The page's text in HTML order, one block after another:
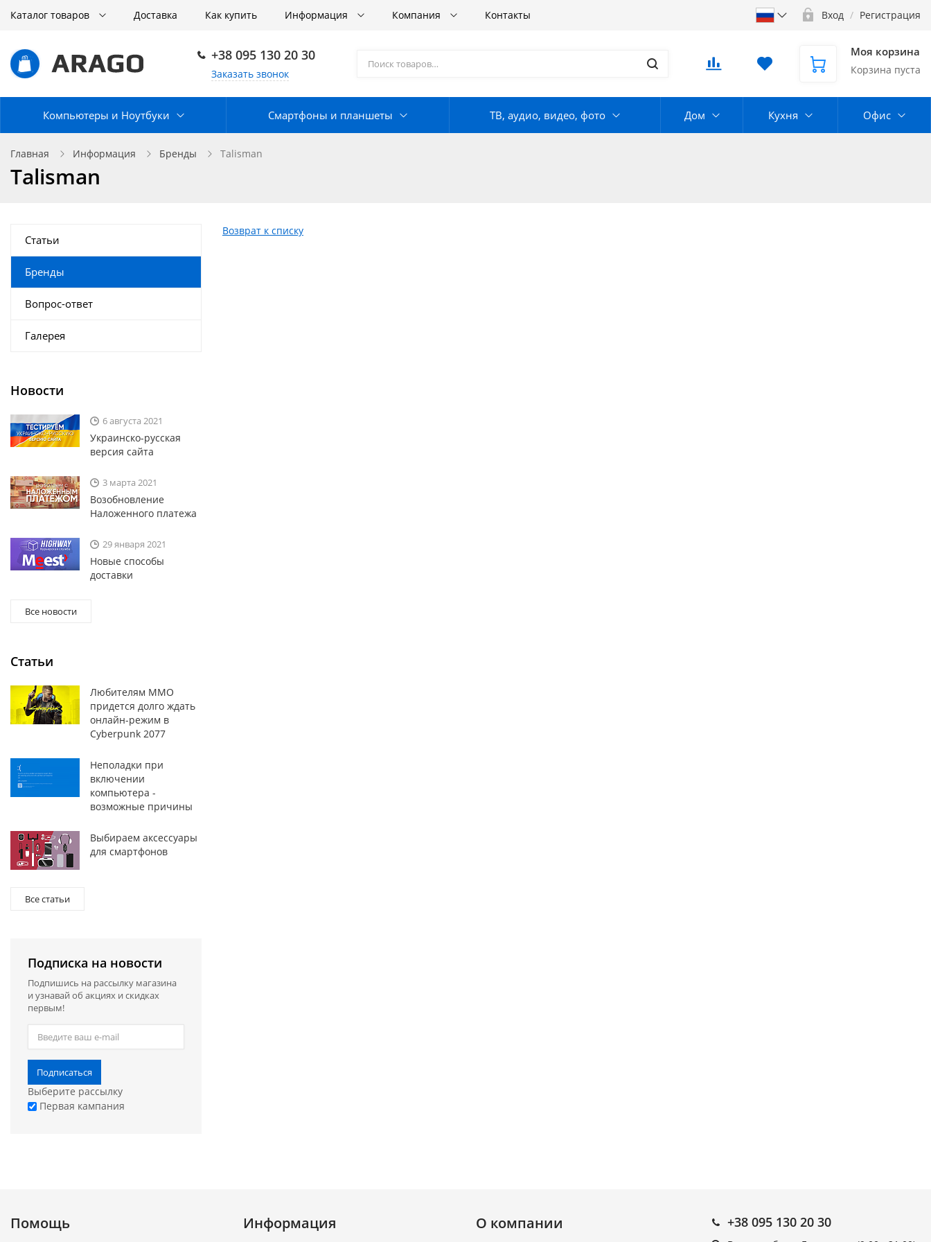
Каталог товаров Доставка Как купить Информация Компания Контакты Вход / Регистрация
+38 095 130 20 30
Заказать звонок
Моя корзина
Корзина пуста
Компьютеры и Ноутбуки Смартфоны и планшеты ТВ, аудио, видео, фото Дом Кухня Офис
Главная Информация Бренды Talisman
Talisman
Возврат к списку
Статьи
Бренды
Вопрос-ответ
Галерея
Новости
6 августа 2021
Украинско-русская
версия сайта
3 марта 2021
Возобновление
Наложенного платежа
29 января 2021
Новые способы
доставки
Все новости
Статьи
Любителям MMO
придется долго ждать
онлайн-режим в
Cyberpunk 2077
Неполадки при
включении
компьютера -
возможные причины
Выбираем аксессуары
для смартфонов
Все статьи
Подписка на новости
Подпишись на рассылку магазина
и узнавай об акциях и скидках
первым!
Подписаться
Выберите рассылку
Первая кампания
Помощь Информация О компании +38 095 130 20 30